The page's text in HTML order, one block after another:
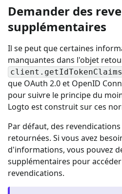
Demander des
supplémentaires
Il se peut que certaines
manquantes dans l'objet
que OAuth 2.0 et OpenID
pour suivre le principe du
Logto est construit sur ces
Par défaut, des
retournées. Si vous avez
d'informations, vous pouvez
supplémentaires pour
revendications.